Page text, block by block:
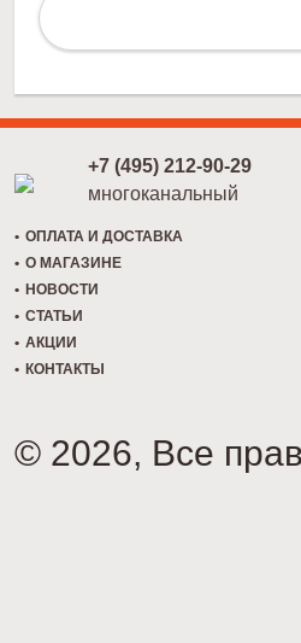
+7 (495) 212-90-29
многоканальный
ОПЛАТА И ДОСТАВКА
О МАГАЗИНЕ
НОВОСТИ
СТАТЬИ
АКЦИИ
КОНТАКТЫ
© 2026, Все